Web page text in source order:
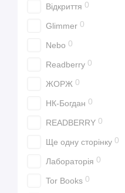
Відкриття 0
Glimmer 0
Nebo 0
Readberry 0
ЖОРЖ 0
НК-Богдан 0
READBERRY 0
Ще одну сторінку 0
Лабораторія 0
Tor Books 0